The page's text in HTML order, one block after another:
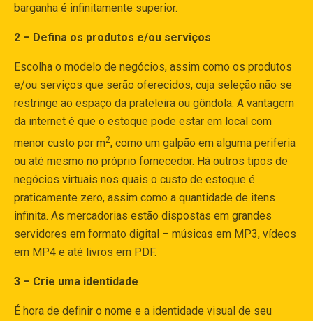
barganha é infinitamente superior.
2 – Defina os produtos e/ou serviços
Escolha o modelo de negócios, assim como os produtos
e/ou serviços que serão oferecidos, cuja seleção não se
restringe ao espaço da prateleira ou gôndola. A vantagem
da internet é que o estoque pode estar em local com
menor custo por m2, como um galpão em alguma periferia
ou até mesmo no próprio fornecedor. Há outros tipos de
negócios virtuais nos quais o custo de estoque é
praticamente zero, assim como a quantidade de itens
infinita. As mercadorias estão dispostas em grandes
servidores em formato digital – músicas em MP3, vídeos
em MP4 e até livros em PDF.
3 – Crie uma identidade
É hora de definir o nome e a identidade visual de seu